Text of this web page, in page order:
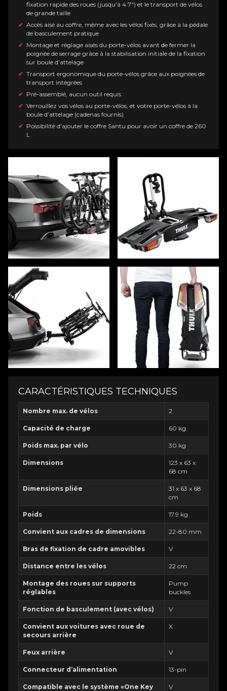
fixation rapide des roues (jusqu'à 4.7") et le transport de vélos
de grande taille
Accès aisé au coffre, même avec les vélos fixés, grâce à la pédale
de basculement pratique
Montage et réglage aisés du porte-vélos avant de fermer la
poignée de serrage grâce à la stabilisation initiale de la fixation
sur boule d’attelage
Transport ergonomique du porte-vélos grâce aux poignées de
transport intégrées
Pré-assemblé, aucun outil requis
Verrouillez vos vélos au porte-vélos, et votre porte-vélos à la
boule d’attelage (cadenas fournis)
Possibilité d'ajouter le coffre Santu pour avoir un coffre de 260
L
CARACTÉRISTIQUES TECHNIQUES
Nombre max. de vélos 2
Capacité de charge 60 kg
Poids max. par vélo 30 kg
Dimensions
123 x 63 x
68 cm
Dimensions pliée
31 x 63 x 68
cm
Poids 17.9 kg
Convient aux cadres de dimensions 22-80 mm
Bras de fixation de cadre amovibles V
Distance entre les vélos 22 cm
Montage des roues sur supports
réglables
Pump
buckles
Fonction de basculement (avec vélos) V
Convient aux voitures avec roue de
secours arrière
X
Feux arrière V
Connecteur d’alimentation 13-pin
Compatible avec le système «One Key V